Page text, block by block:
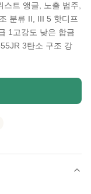
트 앵글, 노출 범주,
분류 II, III 5 핫디프
1고강도 낮은 합금
3탄소 구조 강